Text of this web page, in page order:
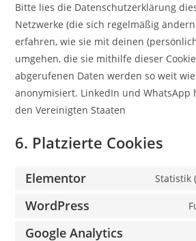
Bitte lies die Datenschutzerklärung
Netzwerke (die sich regelmäßig
erfahren, wie sie mit deinen
umgehen, die sie mithilfe dieser
abgerufenen Daten werden so weit
anonymisiert. LinkedIn und WhatsApp
den Vereinigten Staaten
6. Platzierte Cookies
Elementor Statistik
WordPress
Google Analytics